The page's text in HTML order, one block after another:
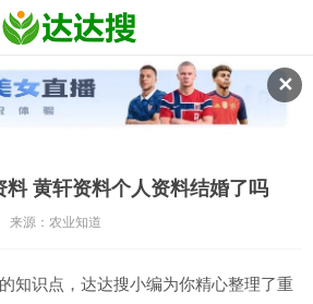
✕
料 黄轩资料个人资料结婚了吗
来源：农业知道
知识点，达达搜小编为你精心整理了重